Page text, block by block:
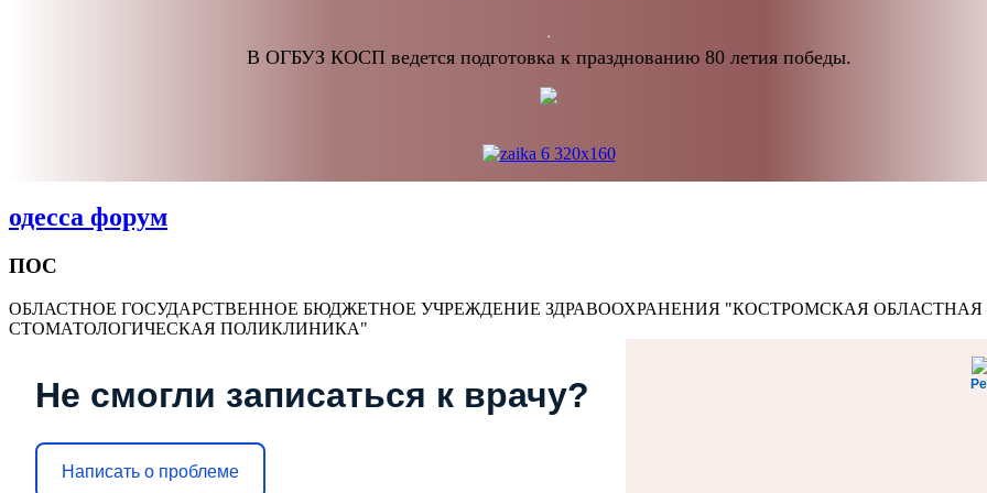
В ОГБУЗ КОСП ведется подготовка к празднованию 80 летия победы.
одесса форум
ПОС
ОБЛАСТНОЕ ГОСУДАРСТВЕННОЕ БЮДЖЕТНОЕ УЧРЕЖДЕНИЕ ЗДРАВООХРАНЕНИЯ "КОСТРОМСКАЯ ОБЛАСТНАЯ
СТОМАТОЛОГИЧЕСКАЯ ПОЛИКЛИНИКА"
Не смогли записаться к врачу?
Написать о проблеме